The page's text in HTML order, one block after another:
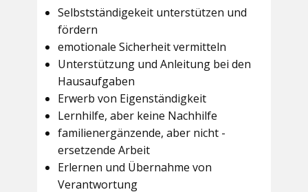
Selbstständigekeit unterstützen und
fördern
emotionale Sicherheit vermitteln
Unterstützung und Anleitung bei den
Hausaufgaben
Erwerb von Eigenständigkeit
Lernhilfe, aber keine Nachhilfe
familienergänzende, aber nicht -
ersetzende Arbeit
Erlernen und Übernahme von
Verantwortung